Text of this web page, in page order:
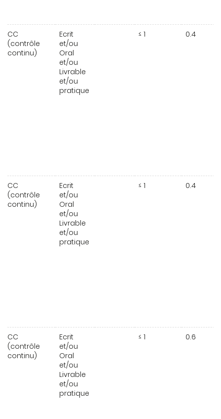
CC
(contrôle
continu)
Ecrit
et/ou
Oral
et/ou
Livrable
et/ou
pratique
≤ 1 0.4
CC
(contrôle
continu)
Ecrit
et/ou
Oral
et/ou
Livrable
et/ou
pratique
≤ 1 0.4
CC
(contrôle
continu)
Ecrit
et/ou
Oral
et/ou
Livrable
et/ou
pratique
≤ 1 0.6